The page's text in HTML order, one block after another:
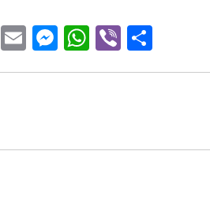
Facebook
EmailMessenger
WhatsApp
Viber